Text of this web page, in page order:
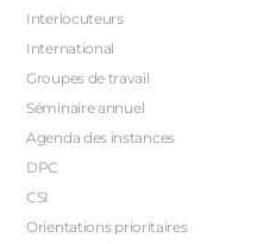
Interlocuteurs
International
Groupes de travail
Séminaire annuel
Agenda des instances
DPC
CSI
Orientations prioritaires